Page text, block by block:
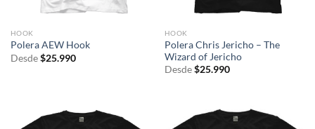
HOOK
Polera AEW Hook
Desde $25.990
HOOK
Polera Chris Jericho – The
Wizard of Jericho
Desde $25.990